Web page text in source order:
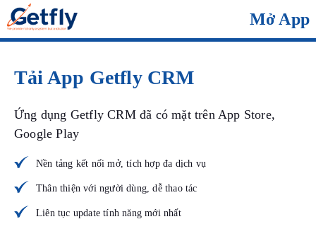
Mở App
Tải App Getfly CRM
Ứng dụng Getfly CRM đã có mặt trên App Store,
Google Play
Nền tảng kết nối mở, tích hợp đa dịch vụ
Thân thiện với người dùng, dễ thao tác
Liên tục update tính năng mới nhất